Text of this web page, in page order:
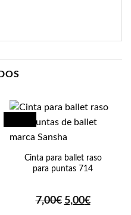
Cinta para ballet raso
para puntas 714
7,00€ El
5,00€El